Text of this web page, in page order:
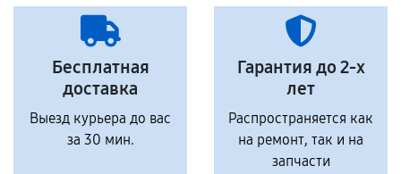
Бесплатная
доставка
Выезд курьера до вас
за 30 мин.
Гарантия до 2-х
лет
Распространяется как
на ремонт, так и на
запчасти